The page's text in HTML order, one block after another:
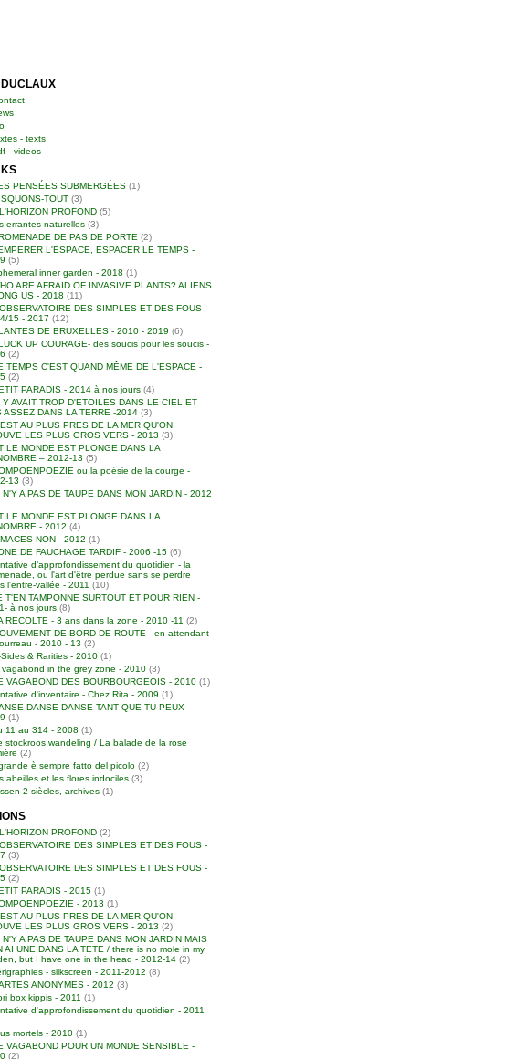
DUCLAUX
- texts
- videos
PENSÉES SUBMERGÉES (1)
TOUT (3)
PROFOND (5)
errantes naturelles (3)
DE PAS DE PORTE (2)
L'ESPACE, ESPACER LE TEMPS -
(5)
inner garden - 2018 (1)
ARE AFRAID OF INVASIVE PLANTS? ALIENS
US - 2018 (11)
DES SIMPLES ET DES FOUS -
15 - 2017 (12)
DE BRUXELLES - 2010 - 2019 (6)
UP COURAGE- des soucis pour les soucis -
(2)
TEMPS C'EST QUAND MÊME DE L'ESPACE -
(2)
PARADIS - 2014 à nos jours (4)
Y AVAIT TROP D'ETOILES DANS LE CIEL ET
ASSEZ DANS LA TERRE -2014 (3)
AU PLUS PRES DE LA MER QU'ON
LES PLUS GROS VERS - 2013 (3)
LE MONDE EST PLONGE DANS LA
– 2012-13 (5)
ou la poésie de la courge -
13 (3)
N'Y A PAS DE TAUPE DANS MON JARDIN - 2012
LE MONDE EST PLONGE DANS LA
- 2012 (4)
NON - 2012 (1)
DE FAUCHAGE TARDIF - 2006 -15 (6)
d’approfondissement du quotidien - la
ou l'art d'être perdue sans se perdre
l'entre-vallée - 2011 (10)
T'EN TAMPONNE SURTOUT ET POUR RIEN -
à nos jours (8)
RECOLTE - 3 ans dans la zone - 2010 -11 (2)
DE BORD DE ROUTE - en attendant
- 2010 - 13 (2)
& Rarities - 2010 (1)
vagabond in the grey zone - 2010 (3)
VAGABOND DES BOURBOURGEOIS - 2010 (1)
d'inventaire - Chez Rita - 2009 (1)
DANSE DANSE TANT QUE TU PEUX -
(1)
11 au 314 - 2008 (1)
stockroos wandeling / La balade de la rose
(2)
è sempre fatto del picolo (2)
abeilles et les flores indociles (3)
2 siècles, archives (1)
PROFOND (2)
DES SIMPLES ET DES FOUS -
(3)
DES SIMPLES ET DES FOUS -
(2)
PARADIS - 2015 (1)
- 2013 (1)
AU PLUS PRES DE LA MER QU'ON
LES PLUS GROS VERS - 2013 (2)
N'Y A PAS DE TAUPE DANS MON JARDIN MAIS
AI UNE DANS LA TETE / there is no mole in my
but I have one in the head - 2012-14 (2)
- silkscreen - 2011-2012 (8)
ANONYMES - 2012 (3)
box kippis - 2011 (1)
d'approfondissement du quotidien - 2011
mortels - 2010 (1)
VAGABOND POUR UN MONDE SENSIBLE -
(2)